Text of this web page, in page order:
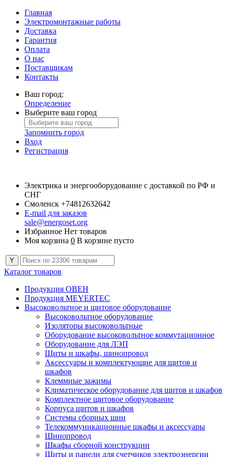
Главная
Электромонтажные работы
Доставка
Гарантия
Оплата
О нас
Поставщикам
Контакты
Ваш город:
Определение
Выберите ваш город
Запомнить город
Вход
Регистрация
Электрика и энергооборудование с доставкой по РФ и
СНГ
Смоленск +74812632642
E-mail для заказов
sale@energoset.org
Избранное Нет товаров
Моя корзина 0 В корзине пусто
Каталог товаров
Продукция ОВЕН
Продукция MEYERTEC
Высоковольтное и щитовое оборудование
Высоковольтное оборудование
Изоляторы высоковольтные
Оборудование высоковольтное коммутационное
Оборудование для ЛЭП
Щиты и шкафы, шинопровод
Аксессуары и комплектующие для щитов и
шкафов
Клеммные зажимы
Климатическое оборудование для щитов и шкафов
Комплектное щитовое оборудование
Корпуса щитов и шкафов
Системы сборных шин
Телекоммуникационные шкафы и аксессуары
Шинопровод
Шкафы сборной конструкции
Щиты и панели для счетчиков электроэнергии